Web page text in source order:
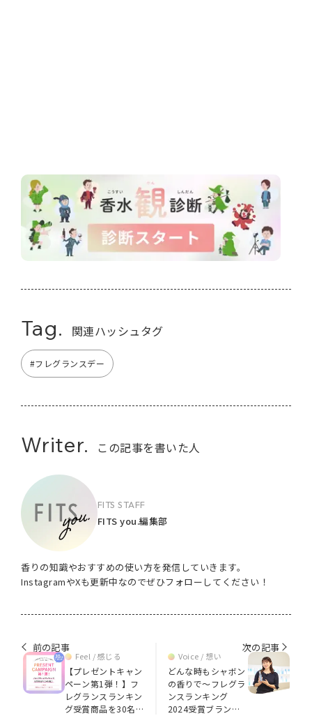
Tag. 関連ハッシュタグ
#フレグランスデー
Writer. この記事を書いた人
FITS STAFF
FITS you.編集部
香りの知識やおすすめの使い方を発信していきます。
InstagramやXも更新中なのでぜひフォローしてください！
前の記事
Feel / 感じる
【プレゼントキャン
ペーン第1弾！】フ
レグランスランキン
グ受賞商品を30名様
次の記事
Voice / 想い
どんな時もシャボン
の香りで～フレグラ
ンスランキング
2024受賞ブランド